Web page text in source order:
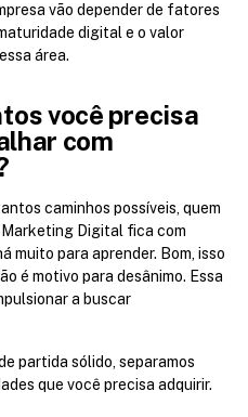
vão depender de fatores
digital e o valor
área.
você precisa
com
caminhos possíveis, quem
Digital fica com
muito para aprender. Bom, isso
é motivo para desânimo. Essa
a buscar
partida sólido, separamos
que você precisa adquirir.